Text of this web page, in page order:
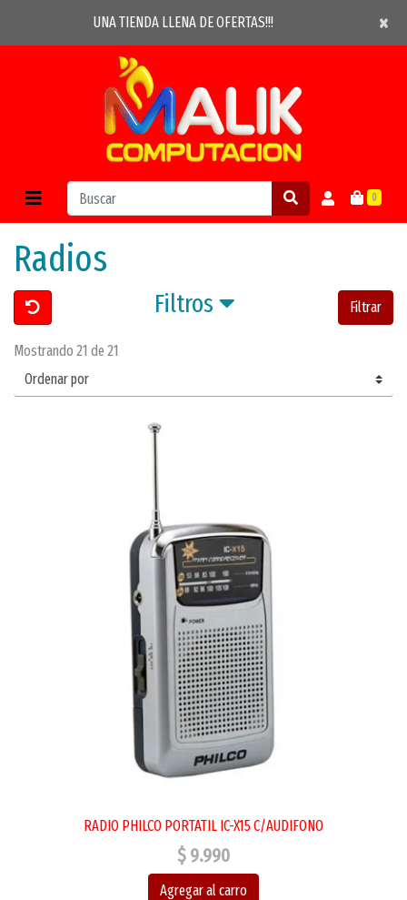
UNA TIENDA LLENA DE OFERTAS!!! ×
×
0
Radios
Filtros Filtrar
Mostrando 21 de 21
RADIO PHILCO PORTATIL IC-X15 C/AUDIFONO
$ 9.990
Agregar al carro